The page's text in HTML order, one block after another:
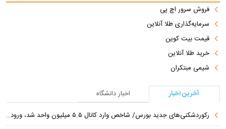
فروش سرور اچ پی
سرمایه‌گذاری طلا آنلاین
قیمت بیت کوین
خرید طلا آنلاین
شیمی مبتکران
آخرین اخبار
اخبار دانشگاه
رکوردشکنی‌های جدید بورس/ شاخص وارد کانال ۵.۵ میلیون واحد شد، ورود ۹ همت پول حقیقی